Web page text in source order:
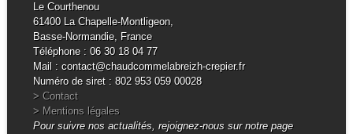
Le Courthenou
61400 La Chapelle-Montligeon,
Basse-Normandie, France
Téléphone : 06 30 18 04 77
Mail : contact@chaudcommelabreizh-crepier.fr
Numéro de siret : 802 953 059 00028
> Contact
> Mentions légales
Pour suivre nos actualités, rejoignez-nous sur notre page